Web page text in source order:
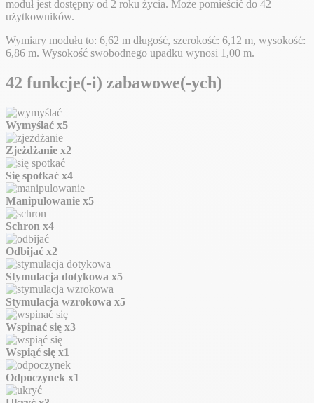
moduł jest dostępny od 2 roku życia. Może pomieścić do 42
użytkowników.
Wymiary modułu to: 6,62 m długość, szerokość: 6,12 m, wysokość:
6,86 m. Wysokość swobodnego upadku wynosi 1,00 m.
42 funkcje(-i) zabawowe(-ych)
Wymyślać x5
Zjeżdżanie x2
Się spotkać x4
Manipulowanie x5
Schron x4
Odbijać x2
Stymulacja dotykowa x5
Stymulacja wzrokowa x5
Wspinać się x3
Wspiąć się x1
Odpoczynek x1